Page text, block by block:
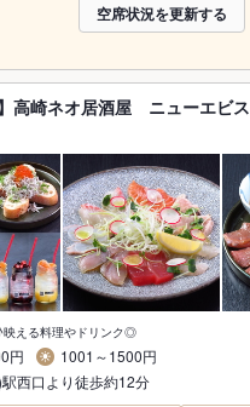
空席状況を更新する
】高崎ネオ居酒屋 ニューエビス
える料理やドリンク◎
円
1001～1500円
西口より徒歩約12分